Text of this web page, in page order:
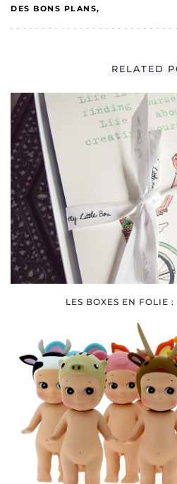
DES BONS PLANS
SOCIALE
RELATED
LES BOXES EN FOLIE